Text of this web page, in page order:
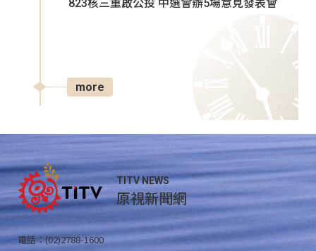
823核三重啟公投 中選會辦5場意見發表會
more
TITV NEWS
原視新聞網
電話：(02)2788-1600